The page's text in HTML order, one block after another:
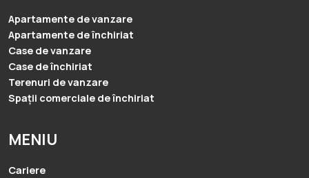
Apartamente de vanzare
Apartamente de închiriat
Case de vanzare
Case de închiriat
Terenuri de vanzare
Spații comerciale de închiriat
MENIU
Cariere